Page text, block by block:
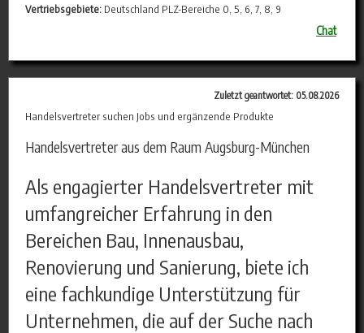
Vertriebsgebiete: Deutschland PLZ-Bereiche 0, 5, 6, 7, 8, 9
Chat
Zuletzt geantwortet: 05.08.2026
Handelsvertreter suchen Jobs und ergänzende Produkte
Handelsvertreter aus dem Raum Augsburg-München
Als engagierter Handelsvertreter mit
umfangreicher Erfahrung in den
Bereichen Bau, Innenausbau,
Renovierung und Sanierung, biete ich
eine fachkundige Unterstützung für
Unternehmen, die auf der Suche nach